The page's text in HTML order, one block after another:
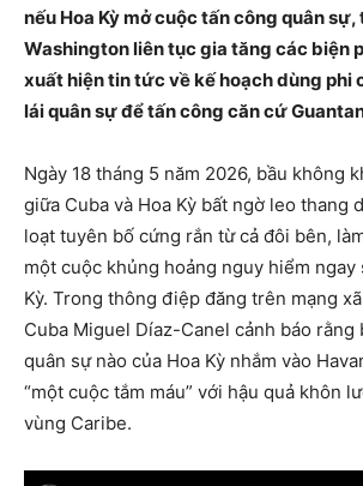
nếu Hoa Kỳ mở cuộc tấn công quân
Washington liên tục gia tăng các biện
xuất hiện tin tức về kế hoạch dùng phi
lái quân sự để tấn công căn cứ
Ngày 18 tháng 5 năm 2026, bầu không
giữa Cuba và Hoa Kỳ bất ngờ leo thang
loạt tuyên bố cứng rắn từ cả đôi bên,
một cuộc khủng hoảng nguy hiểm ngay
Kỳ. Trong thông điệp đăng trên mạng
Cuba Miguel Díaz-Canel cảnh báo rằng
quân sự nào của Hoa Kỳ nhắm vào
“một cuộc tắm máu” với hậu quả khôn
vùng Caribe.